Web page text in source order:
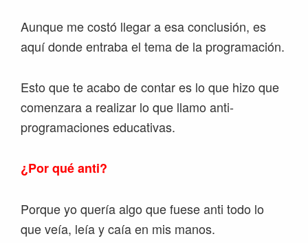
Aunque me costó llegar a esa conclusión, es
aquí donde entraba el tema de la programación.
Esto que te acabo de contar es lo que hizo que
comenzara a realizar lo que llamo anti-
programaciones educativas.
¿Por qué anti?
Porque yo quería algo que fuese anti todo lo
que veía, leía y caía en mis manos.